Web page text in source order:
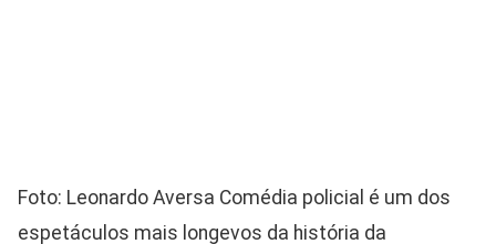
Foto: Leonardo Aversa Comédia policial é um dos
espetáculos mais longevos da história da